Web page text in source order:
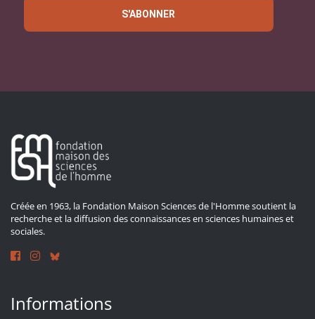
S'ABONNER
Créée en 1963, la Fondation Maison Sciences de l'Homme soutient la
recherche et la diffusion des connaissances en sciences humaines et
sociales.
Informations